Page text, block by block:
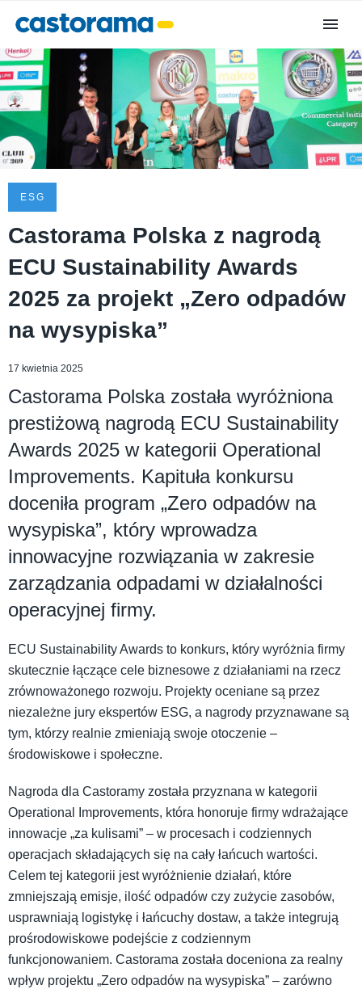
ESG
Castorama Polska z nagrodą
ECU Sustainability Awards
2025 za projekt „Zero odpadów
na wysypiska”
17 kwietnia 2025
Castorama Polska została wyróżniona
prestiżową nagrodą ECU Sustainability
Awards 2025 w kategorii Operational
Improvements. Kapituła konkursu
doceniła program „Zero odpadów na
wysypiska”, który wprowadza
innowacyjne rozwiązania w zakresie
zarządzania odpadami w działalności
operacyjnej firmy.
ECU Sustainability Awards to konkurs, który wyróżnia firmy
skutecznie łączące cele biznesowe z działaniami na rzecz
zrównoważonego rozwoju. Projekty oceniane są przez
niezależne jury ekspertów ESG, a nagrody przyznawane są
tym, którzy realnie zmieniają swoje otoczenie –
środowiskowe i społeczne.
Nagroda dla Castoramy została przyznana w kategorii
Operational Improvements, która honoruje firmy wdrażające
innowacje „za kulisami” – w procesach i codziennych
operacjach składających się na cały łańcuch wartości.
Celem tej kategorii jest wyróżnienie działań, które
zmniejszają emisje, ilość odpadów czy zużycie zasobów,
usprawniają logistykę i łańcuchy dostaw, a także integrują
prośrodowiskowe podejście z codziennym
funkcjonowaniem. Castorama została doceniona za realny
wpływ projektu „Zero odpadów na wysypiska” – zarówno